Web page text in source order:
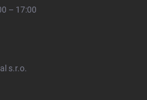
– 17:00
s.r.o.